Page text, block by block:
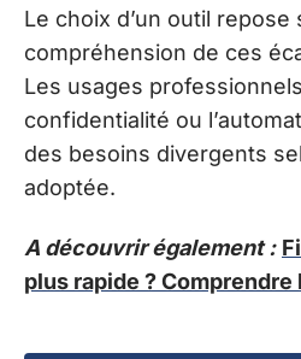
Le choix d’un outil repose
compréhension de ces
Les usages
confidentialité ou
des besoins divergents
adoptée.
A découvrir également :
plus rapide ?